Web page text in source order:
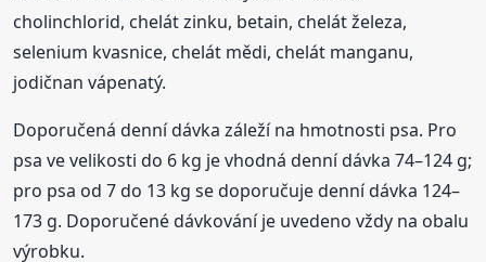
cholinchlorid, chelát zinku, betain, chelát železa,
selenium kvasnice, chelát mědi, chelát manganu,
jodičnan vápenatý.
Doporučená denní dávka záleží na hmotnosti psa. Pro
psa ve velikosti do 6 kg je vhodná denní dávka 74–124 g;
pro psa od 7 do 13 kg se doporučuje denní dávka 124–
173 g. Doporučené dávkování je uvedeno vždy na obalu
výrobku.